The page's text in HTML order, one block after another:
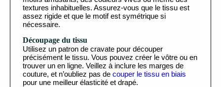
textures inhabituelles. Assurez-vous que le tissu est
assez rigide et que le motif est symétrique si
nécessaire.
Découpage du tissu
Utilisez un patron de cravate pour découper
précisément le tissu. Vous pouvez créer le vôtre ou en
trouver un en ligne. Veillez à inclure les marges de
couture, et n’oubliez pas de couper le tissu en biais
pour une meilleur élasticité et drapé.